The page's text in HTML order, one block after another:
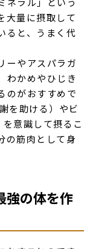
大量に摂取して
ると、うまく代
ーやアスパラガ
わかめやひじき
のがおすすめで
を助ける）やビ
意識して摂るこ
の筋肉として身
強の体を作